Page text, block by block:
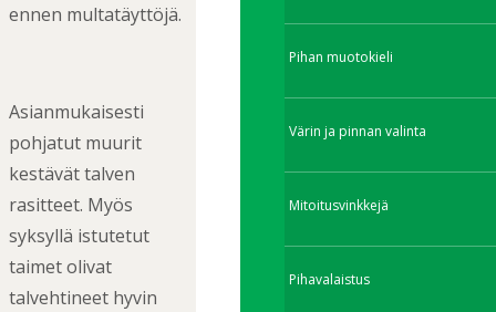
Pihan muotokieli
Värin ja pinnan valinta
Mitoitusvinkkejä
Pihavalaistus
ennen multatäyttöjä.
Asianmukaisesti
pohjatut muurit
kestävät talven
rasitteet. Myös
syksyllä istutetut
taimet olivat
talvehtineet hyvin